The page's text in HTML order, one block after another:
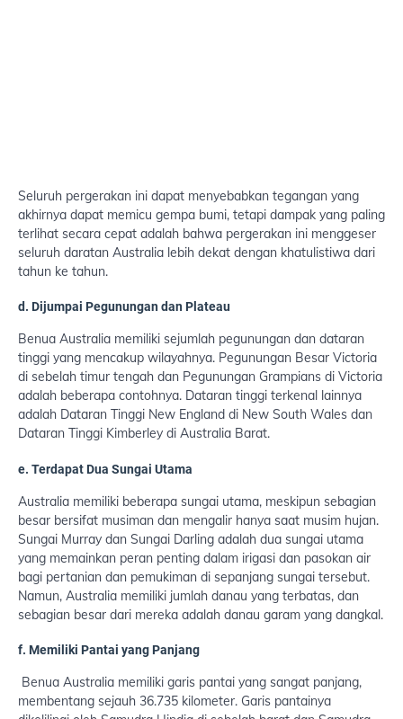
Seluruh pergerakan ini dapat menyebabkan tegangan yang
akhirnya dapat memicu gempa bumi, tetapi dampak yang paling
terlihat secara cepat adalah bahwa pergerakan ini menggeser
seluruh daratan Australia lebih dekat dengan khatulistiwa dari
tahun ke tahun.
d. Dijumpai Pegunungan dan Plateau
Benua Australia memiliki sejumlah pegunungan dan dataran
tinggi yang mencakup wilayahnya. Pegunungan Besar Victoria
di sebelah timur tengah dan Pegunungan Grampians di Victoria
adalah beberapa contohnya. Dataran tinggi terkenal lainnya
adalah Dataran Tinggi New England di New South Wales dan
Dataran Tinggi Kimberley di Australia Barat.
e. Terdapat Dua Sungai Utama
Australia memiliki beberapa sungai utama, meskipun sebagian
besar bersifat musiman dan mengalir hanya saat musim hujan.
Sungai Murray dan Sungai Darling adalah dua sungai utama
yang memainkan peran penting dalam irigasi dan pasokan air
bagi pertanian dan pemukiman di sepanjang sungai tersebut.
Namun, Australia memiliki jumlah danau yang terbatas, dan
sebagian besar dari mereka adalah danau garam yang dangkal.
f. Memiliki Pantai yang Panjang
Benua Australia memiliki garis pantai yang sangat panjang,
membentang sejauh 36.735 kilometer. Garis pantainya